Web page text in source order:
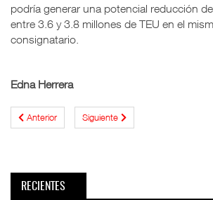
podría generar una potencial reducción
entre 3.6 y 3.8 millones de TEU en el
consignatario.
Edna Herrera
Anterior Siguiente
RECIENTES